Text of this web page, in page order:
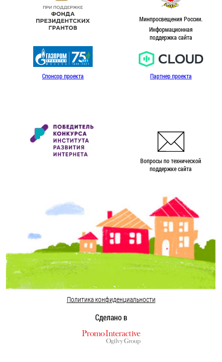
Минпросвещения России.
Информационная
поддержка сайта
Спонсор проекта Партнер проекта
Вопросы по технической
поддержке сайта
Политика конфиденциальности
Сделано в